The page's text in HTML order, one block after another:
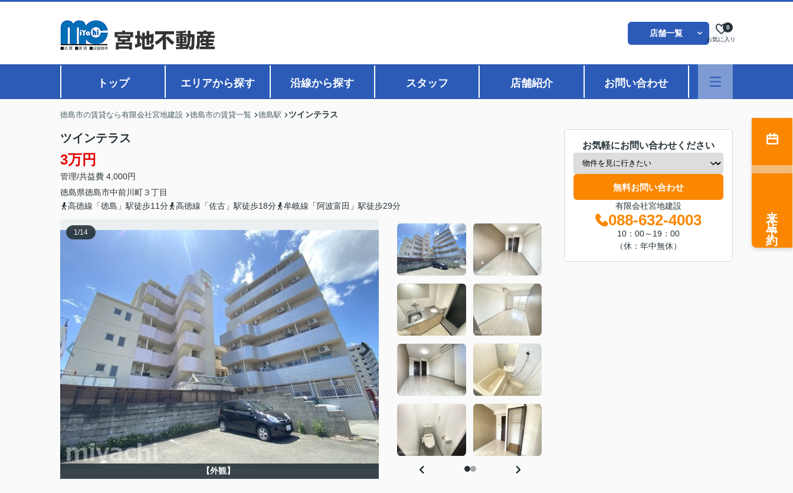
店舗一覧
お気に入り
0
トップ エリアから探す 沿線から探す スタッフ 店舗紹介 お問い合わせ
徳島市の賃貸なら有限会社宮地建設 徳島市の賃貸一覧 徳島駅 ツインテラス
ツインテラス
3万円
管理/共益費 4,000円
徳島県徳島市中前川町３丁目
高徳線「徳島」駅徒歩11分
高徳線「佐古」駅徒歩18分 牟岐線「阿波富田」駅徒歩29分
1/14
【外観】
お気軽にお問い合わせください
無料お問い合わせ
有限会社宮地建設
088-632-4003
10：00～19：00
（休：年中無休）
来店予約